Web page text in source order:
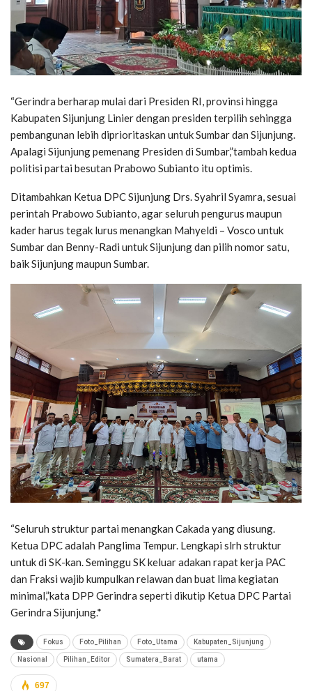
“Gerindra berharap mulai dari Presiden RI, provinsi hingga
Kabupaten Sijunjung Linier dengan presiden terpilih sehingga
pembangunan lebih diprioritaskan untuk Sumbar dan Sijunjung.
Apalagi Sijunjung pemenang Presiden di Sumbar,”tambah kedua
politisi partai besutan Prabowo Subianto itu optimis.
Ditambahkan Ketua DPC Sijunjung Drs. Syahril Syamra, sesuai
perintah Prabowo Subianto, agar seluruh pengurus maupun
kader harus tegak lurus menangkan Mahyeldi – Vosco untuk
Sumbar dan Benny-Radi untuk Sijunjung dan pilih nomor satu,
baik Sijunjung maupun Sumbar.
“Seluruh struktur partai menangkan Cakada yang diusung.
Ketua DPC adalah Panglima Tempur. Lengkapi slrh struktur
untuk di SK-kan. Seminggu SK keluar adakan rapat kerja PAC
dan Fraksi wajib kumpulkan relawan dan buat lima kegiatan
minimal,”kata DPP Gerindra seperti dikutip Ketua DPC Partai
Gerindra Sijunjung.*
Fokus Foto_Pilihan Foto_Utama Kabupaten_Sijunjung
Nasional Pilihan_Editor Sumatera_Barat utama
697